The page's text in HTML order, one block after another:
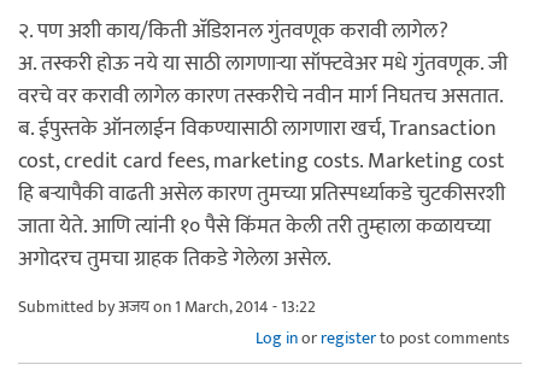
२. पण अशी काय/किती अ‍ॅडिशनल गुंतवणूक करावी लागेल?
अ. तस्करी होऊ नये या साठी लागणार्‍या सॉफ्टवेअर मधे गुंतवणूक. जी
वरचे वर करावी लागेल कारण तस्करीचे नवीन मार्ग निघतच असतात.
ब. ईपुस्तके ऑनलाईन विकण्यासाठी लागणारा खर्च, Transaction
cost, credit card fees, marketing costs. Marketing cost
हि बर्‍यापैकी वाढती असेल कारण तुमच्या प्रतिस्पर्ध्याकडे चुटकीसरशी
जाता येते. आणि त्यांनी १० पैसे किंमत केली तरी तुम्हाला कळायच्या
अगोदरच तुमचा ग्राहक तिकडे गेलेला असेल.
Submitted byअजयon 1 March, 2014 - 13:22
Log inorregisterto post comments